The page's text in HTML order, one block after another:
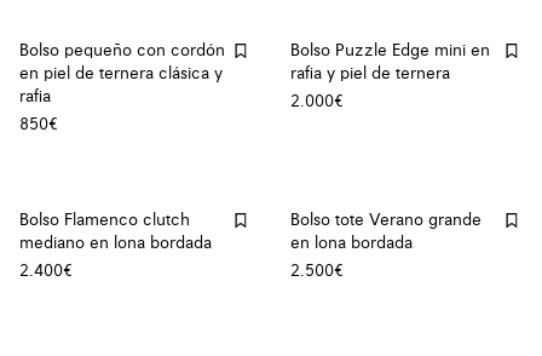
Bolso pequeño con cordón
en piel de ternera clásica y
rafia
850€
Bolso Puzzle Edge mini en
rafia y piel de ternera
2.000€
Bolso Flamenco clutch
mediano en lona bordada
2.400€
Bolso tote Verano grande
en lona bordada
2.500€